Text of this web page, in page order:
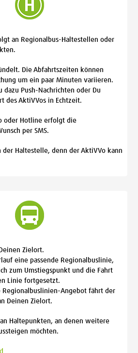
an Regionalbus-Haltestellen oder
Die Abfahrtszeiten können
um ein paar Minuten variieren.
dazu Push-Nachrichten oder Du
des AktiVVos in Echtzeit.
oder Hotline erfolgt die
per SMS.
Haltestelle, denn der AktiVVo kann
Zielort.
eine passende Regionalbuslinie,
zum Umstiegspunkt und die Fahrt
Linie fortgesetzt.
Regionalbuslinien-Angebot fährt der
Deinen Zielort.
Haltepunkten, an denen weitere
möchten.